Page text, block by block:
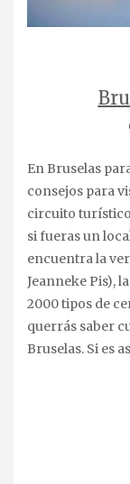
En Bruselas para no guiris encontrarás algunos buenos
consejos para
circuito
si fueras un
encuentra la
Jeanneke Pis),
2000 tipos de
querrás saber
Bruselas. Si es